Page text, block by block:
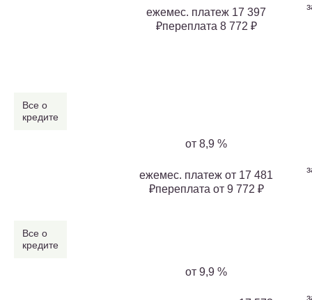
ежемес. платеж 17 397
₽переплата 8 772 ₽
Все о
кредите
от 8,9 %
ежемес. платеж от 17 481
₽переплата от 9 772 ₽
Все о
кредите
от 9,9 %